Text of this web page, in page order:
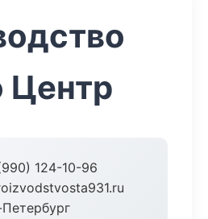
Центр
124-10-96